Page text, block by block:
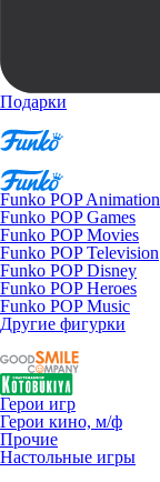
Подарки
Funko POP Animation
Funko POP Games
Funko POP Movies
Funko POP Television
Funko POP Disney
Funko POP Heroes
Funko POP Music
Другие фигурки
Герои игр
Герои кино, м/ф
Прочие
Настольные игры